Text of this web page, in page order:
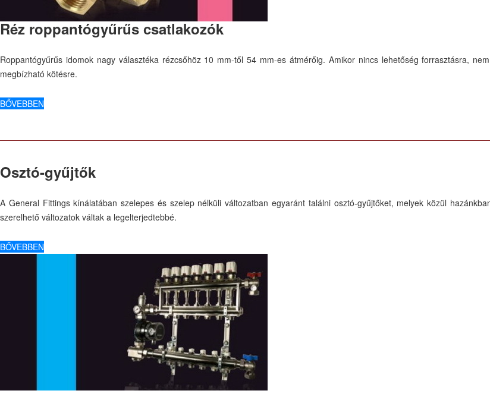
Réz roppantógyűrűs csatlakozók
Roppantógyűrűs idomok nagy választéka rézcsőhöz 10 mm-től 54 mm-es átmérőig. Amikor nincs lehetőség forrasztásra,
megbízható kötésre.
BŐVEBBEN
Osztó-gyűjtők
A General Fittings kínálatában szelepes és szelep nélküli változatban egyaránt találni osztó-gyűjtőket, melyek közül
szerelhető változatok váltak a legelterjedtebbé.
BŐVEBBEN